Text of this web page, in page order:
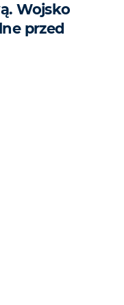
Wojsko
przed